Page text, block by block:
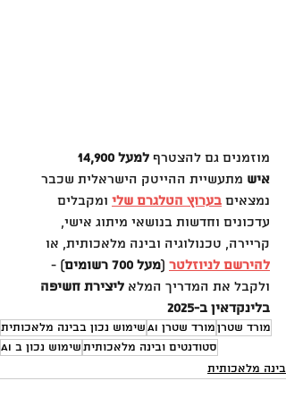
מוזמנים גם להצטרף
איש מתעשיית ההייטק הישראלית שכבר
נמצאים בערוץ הטלגרם שלי ומקבלים
עדכונים וחדשות בנושאי מיתוג אישי,
קריירה, טכנולוגיה ובינה מלאכותית, או
להירשם לניוזלטר (מעל 700 רשומים
) -
ולקבל את המדריך המלא ליצירת חשיפה
בלינקדאין ב-2025
מורד שטרןמורד שטרן AI
שימוש נכון בבינה מלאכותית
סטודנטים ובינה מלאכותיתשימוש נכון ב AI
בינה מלאכותית